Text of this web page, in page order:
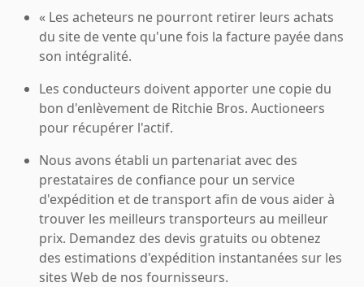
« Les acheteurs ne pourront retirer leurs achats
du site de vente qu'une fois la facture payée dans
son intégralité.
Les conducteurs doivent apporter une copie du
bon d'enlèvement de Ritchie Bros. Auctioneers
pour récupérer l'actif.
Nous avons établi un partenariat avec des
prestataires de confiance pour un service
d'expédition et de transport afin de vous aider à
trouver les meilleurs transporteurs au meilleur
prix. Demandez des devis gratuits ou obtenez
des estimations d'expédition instantanées sur les
sites Web de nos fournisseurs.